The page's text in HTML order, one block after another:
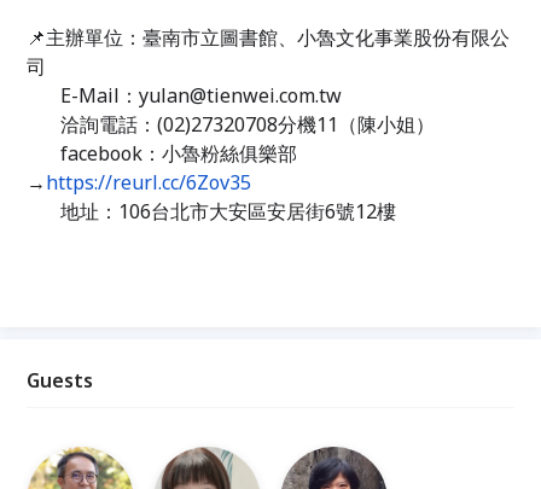
📌主辦單位：臺南市立圖書館、小魯文化事業股份有限公
司
E-Mail：yulan@tienwei.com.tw
洽詢電話：(02)27320708分機11（陳小姐）
facebook：小魯粉絲俱樂部
→https://reurl.cc/6Zov35
地址：106台北市大安區安居街6號12樓
Guests